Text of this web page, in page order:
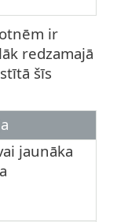
ir
redzamajā
šīs
jaunāka